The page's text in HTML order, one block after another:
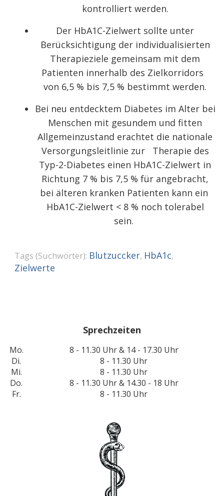
kontrolliert werden.
Der HbA1C-Zielwert sollte unter
Berücksichtigung der individualisierten
Therapieziele gemeinsam mit dem
Patienten innerhalb des Zielkorridors
von 6,5 % bis 7,5 % bestimmt werden.
Bei neu entdecktem Diabetes im Alter bei
Menschen mit gesundem und fitten
Allgemeinzustand erachtet die nationale
Versorgungsleitlinie zur Therapie des
Typ-2-Diabetes einen HbA1C-Zielwert in
Richtung 7 % bis 7,5 % für angebracht,
bei älteren kranken Patienten kann ein
HbA1C-Zielwert < 8 % noch tolerabel
sein.
Tags (Suchwörter): Blutzuccker, HbA1c,
Zielwerte
Sprechzeiten
Mo.
8 - 11.30 Uhr & 14 - 17.30 Uhr
Di.
8 - 11.30 Uhr
Mi.
8 - 11.30 Uhr
Do.
8 - 11.30 Uhr & 14.30 - 18 Uhr
Fr.
8 - 11.30 Uhr